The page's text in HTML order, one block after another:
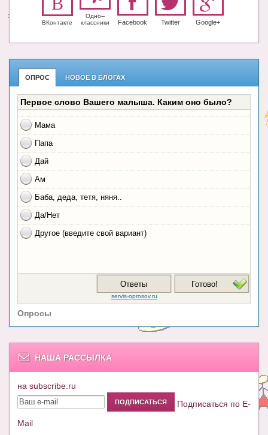
ВКонтакте
Одно-­
класс­ники
Facebook Twitter Google+
ОПРОС НОВОЕ В БЛОГАХ
Опросы
НАША РАССЫЛКА
на subscribe.ru
Подписаться по E-
Mail